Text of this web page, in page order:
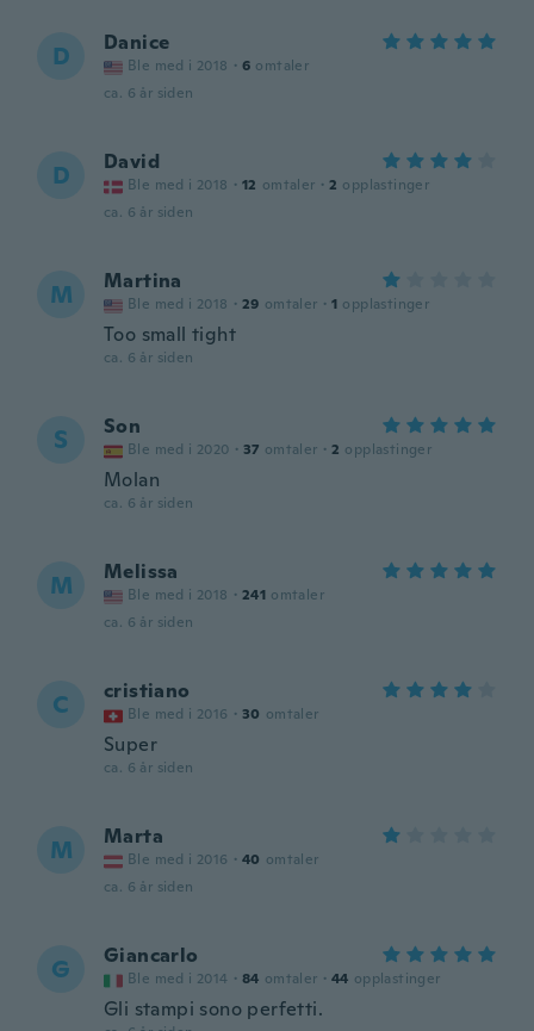
D Danice
Ble med i 2018 · 6 omtaler
ca. 6 år siden
D David
Ble med i 2018 · 12 omtaler · 2 opplastinger
ca. 6 år siden
M Martina
Ble med i 2018 · 29 omtaler · 1 opplastinger
Too small tight
ca. 6 år siden
S Son
Ble med i 2020 · 37 omtaler · 2 opplastinger
Molan
ca. 6 år siden
M Melissa
Ble med i 2018 · 241 omtaler
ca. 6 år siden
C cristiano
Ble med i 2016 · 30 omtaler
Super
ca. 6 år siden
M Marta
Ble med i 2016 · 40 omtaler
ca. 6 år siden
G Giancarlo
Ble med i 2014 · 84 omtaler · 44 opplastinger
Gli stampi sono perfetti.